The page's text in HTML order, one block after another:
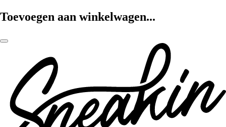
Toevoegen aan winkelwagen...